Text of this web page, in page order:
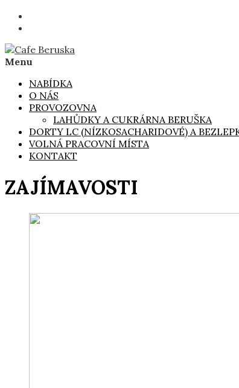
Skip
Menu
NABÍDKA
O NÁS
PROVOZOVNA
LAHŮDKY A CUKRÁRNA BERUŠKA
DORTY LC (NÍZKOSACHARIDOVÉ) A
VOLNÁ PRACOVNÍ MÍSTA
KONTAKT
ZAJÍMAVOSTI